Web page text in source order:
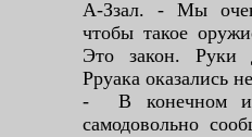
А-Ззал. - Мы
чтобы такое
Это закон. Руки
Рруака оказались
- В конечном
самодовольно